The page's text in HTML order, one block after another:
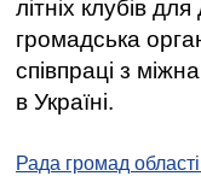
літніх клубів
громадська
співпраці з
в Україні.
Рада громад